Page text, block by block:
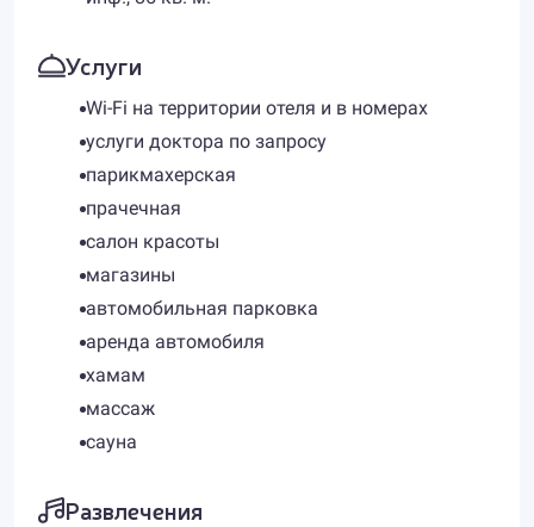
Услуги
Wi-Fi на территории отеля и в номерах
услуги доктора по запросу
парикмахерская
прачечная
салон красоты
магазины
автомобильная парковка
аренда автомобиля
хамам
массаж
сауна
Развлечения